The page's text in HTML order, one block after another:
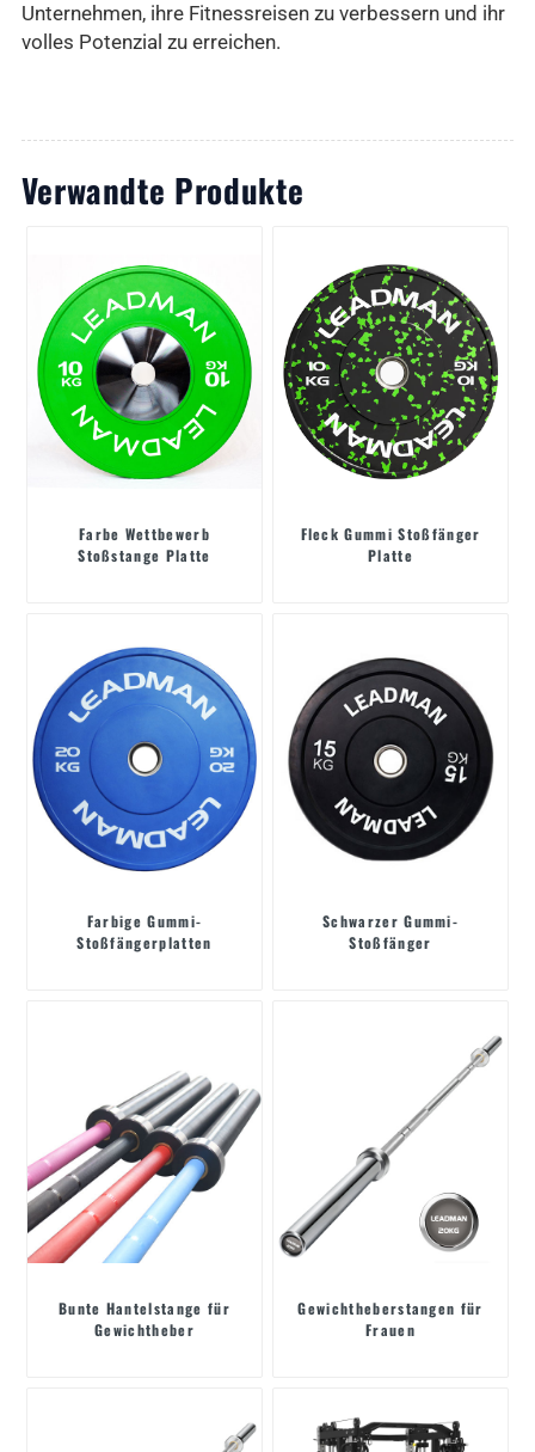
Unternehmen, ihre Fitnessreisen zu verbessern und ihr
volles Potenzial zu erreichen.
Verwandte Produkte
Farbe Wettbewerb
Stoßstange Platte
Fleck Gummi Stoßfänger
Platte
Farbige Gummi-
Stoßfängerplatten
Schwarzer Gummi-
Stoßfänger
Bunte Hantelstange für
Gewichtheber
Gewichtheberstangen für
Frauen